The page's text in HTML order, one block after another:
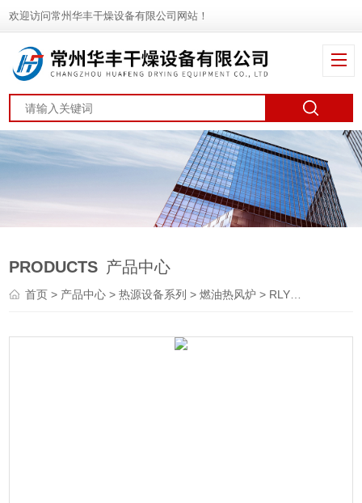
欢迎访问常州华丰干燥设备有限公司网站！
PRODUCTS 产品中心
首页> 产品中心 >热源设备系列 >燃油热风炉 > RLY系列热销天然气热风炉